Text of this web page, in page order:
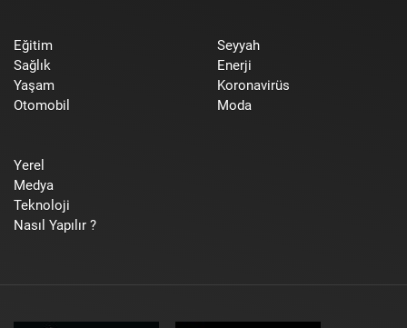
Eğitim
Sağlık
Yaşam
Otomobil
Seyyah
Enerji
Koronavirüs
Moda
Yerel
Medya
Teknoloji
Nasıl Yapılır ?